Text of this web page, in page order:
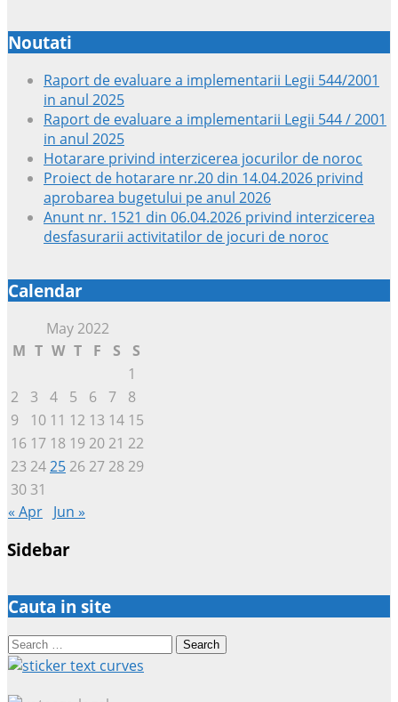
Noutati
Raport de evaluare a implementarii Legii 544/2001
in anul 2025
Raport de evaluare a implementarii Legii 544 / 2001
in anul 2025
Hotarare privind interzicerea jocurilor de noroc
Proiect de hotarare nr.20 din 14.04.2026 privind
aprobarea bugetului pe anul 2026
Anunt nr. 1521 din 06.04.2026 privind interzicerea
desfasurarii activitatilor de jocuri de noroc
Calendar
May 2022
M T W T F S
S
1
2
3 4 5 6 7
8
9
10 11 12 13 14 15
16 17 18 19 20 21 22
23 2425 26 27 28 29
30 31
« Apr Jun »
Sidebar
Cauta in site
Search
for: